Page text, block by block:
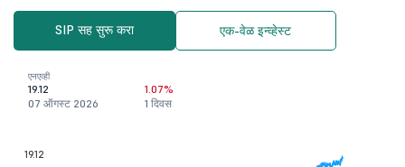
SIP सह सुरू करा एक-वेळ इन्व्हेस्ट
एनएव्ही
19.12
07 ऑगस्ट 2026
1.07%
1 दिवस
19.12